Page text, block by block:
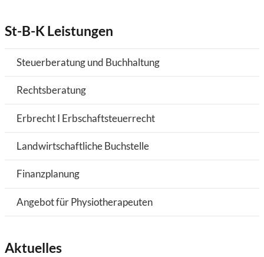
St-B-K Leistungen
Steuerberatung und Buchhaltung
Rechtsberatung
Erbrecht I Erbschaftsteuerrecht
Landwirtschaftliche Buchstelle
Finanzplanung
Angebot für Physiotherapeuten
Aktuelles